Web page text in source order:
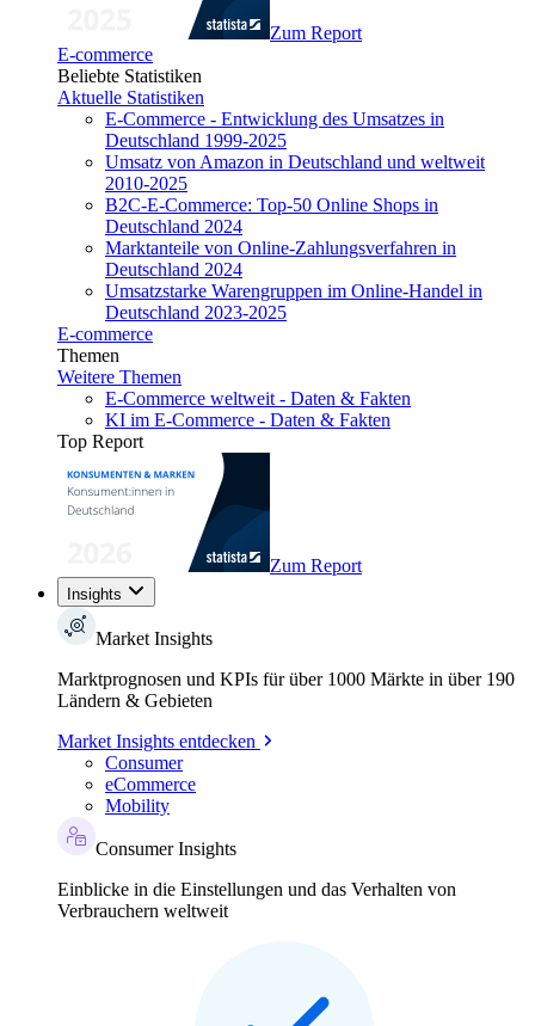
Zum Report
E-commerce
Beliebte Statistiken
Aktuelle Statistiken
E-Commerce - Entwicklung des Umsatzes in
Deutschland 1999-2025
Umsatz von Amazon in Deutschland und weltweit
2010-2025
B2C-E-Commerce: Top-50 Online Shops in
Deutschland 2024
Marktanteile von Online-Zahlungsverfahren in
Deutschland 2024
Umsatzstarke Warengruppen im Online-Handel in
Deutschland 2023-2025
E-commerce
Themen
Weitere Themen
E-Commerce weltweit - Daten & Fakten
KI im E-Commerce - Daten & Fakten
Top Report
Zum Report
Insights
Market Insights
Marktprognosen und KPIs für über 1000 Märkte in über 190
Ländern & Gebieten
Market Insights entdecken
Consumer
eCommerce
Mobility
Consumer Insights
Einblicke in die Einstellungen und das Verhalten von
Verbrauchern weltweit